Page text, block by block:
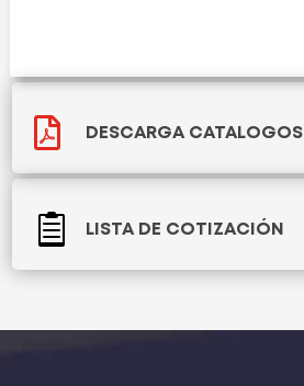
 DESCARGA CATALOGOS
 LISTA DE COTIZACIÓN